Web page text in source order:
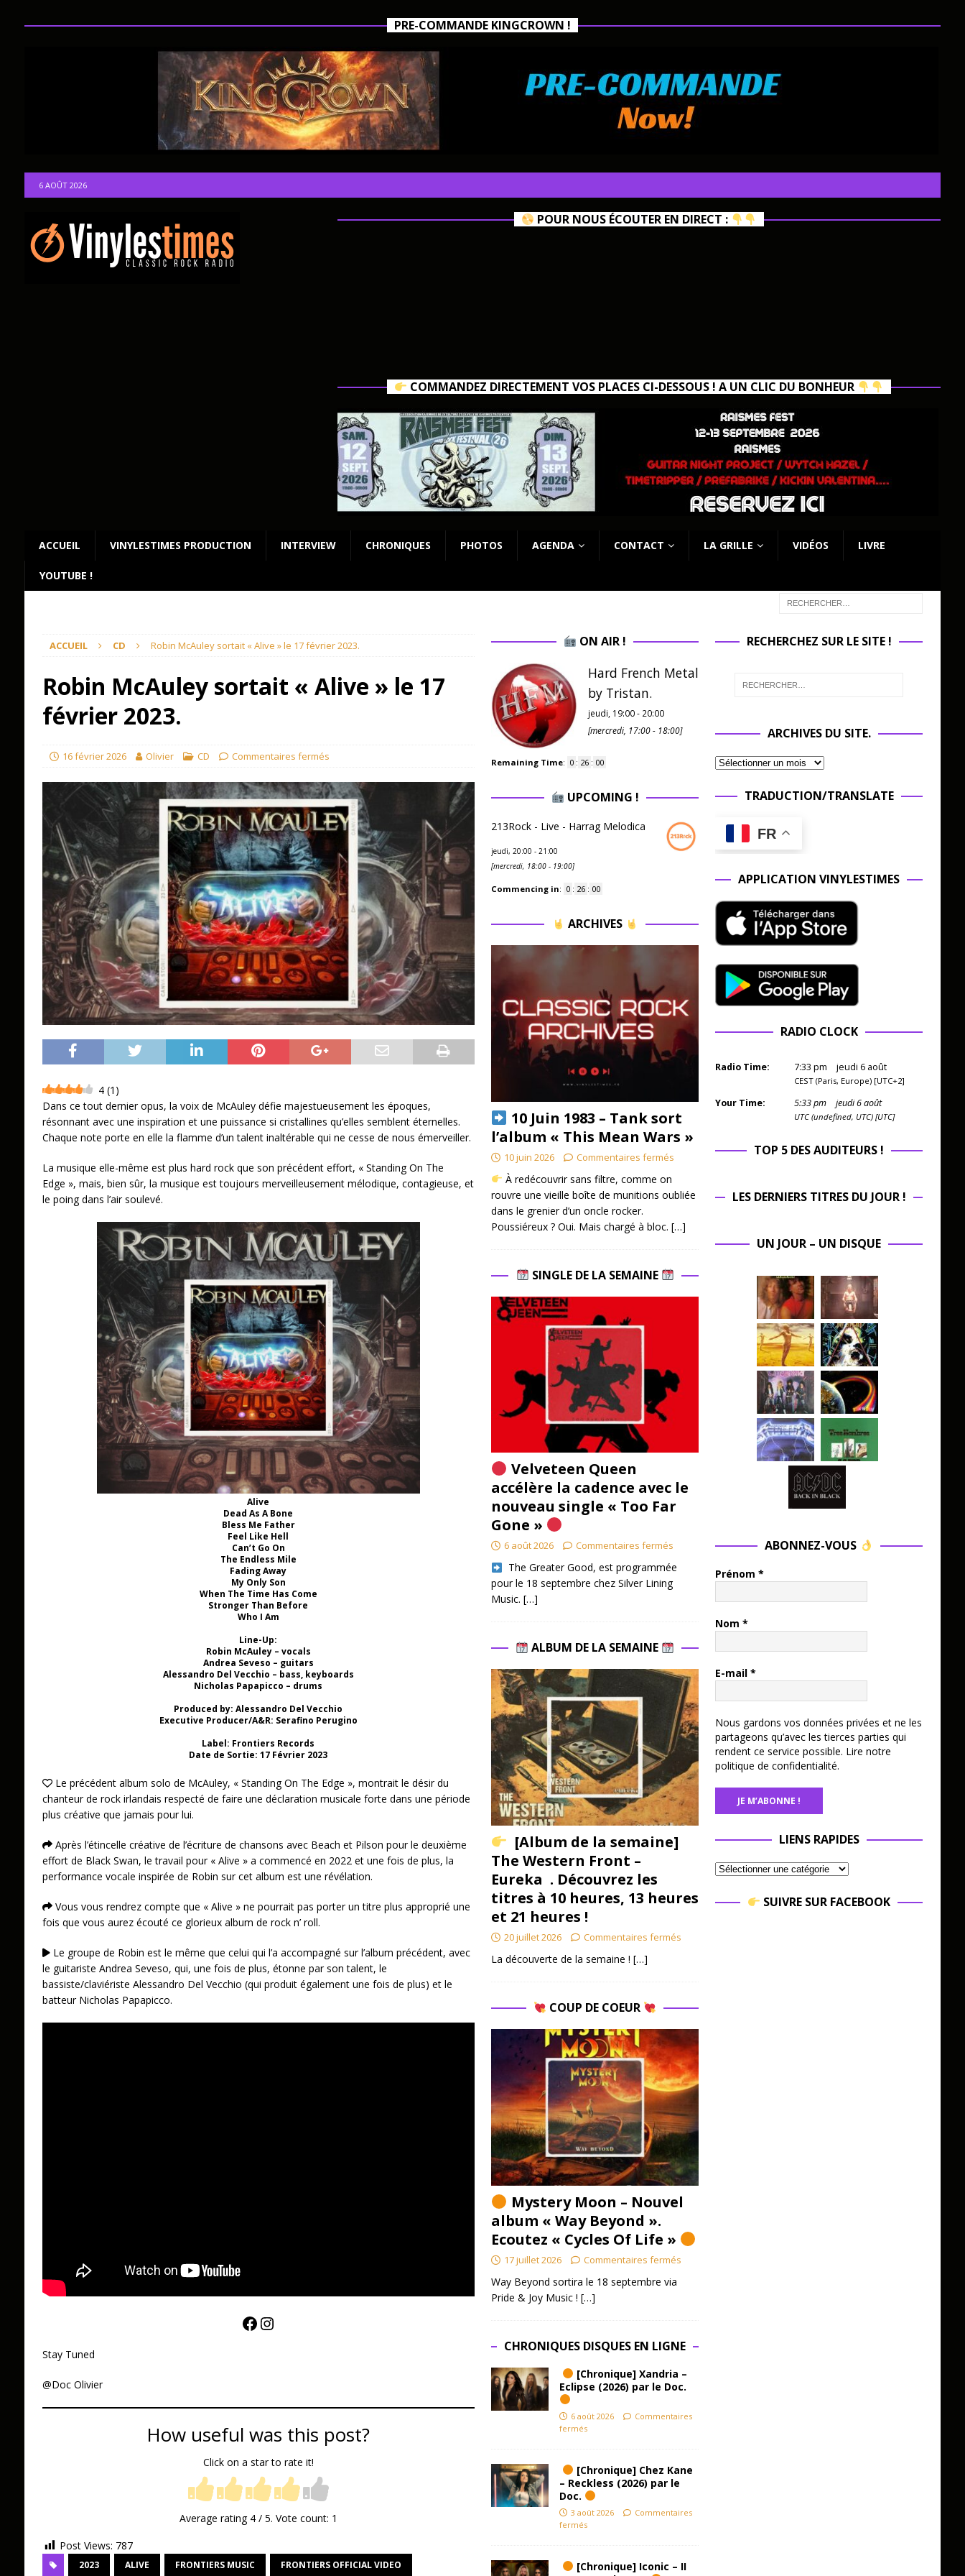
PRE-COMMANDE KINGCROWN !
6 AOÛT 2026
POUR NOUS ÉCOUTER EN DIRECT :
COMMANDEZ DIRECTEMENT VOS PLACES CI-DESSOUS ! A UN CLIC DU BONHEUR
ACCUEIL VINYLESTIMES PRODUCTION INTERVIEW CHRONIQUES PHOTOS AGENDA CONTACT LA GRILLE VIDÉOS LIVRE
YOUTUBE !
ACCUEIL CD Robin McAuley sortait « Alive » le 17 février 2023.
Robin McAuley sortait « Alive » le 17
février 2023.
16 février 2026 Olivier CD Commentaires fermés
4 (1 )
Dans ce tout dernier opus, la voix de McAuley défie majestueusement les époques,
résonnant avec une inspiration et une puissance si cristallines qu’elles semblent éternelles.
Chaque note porte en elle la flamme d’un talent inaltérable qui ne cesse de nous émerveiller.
La musique elle-même est plus hard rock que son précédent effort, « Standing On The
Edge », mais, bien sûr, la musique est toujours merveilleusement mélodique, contagieuse, et
le poing dans l’air soulevé.
Alive
Dead As A Bone
Bless Me Father
Feel Like Hell
Can’t Go On
The Endless Mile
Fading Away
My Only Son
When The Time Has Come
Stronger Than Before
Who I Am
Line-Up:
Robin McAuley – vocals
Andrea Seveso – guitars
Alessandro Del Vecchio – bass, keyboards
Nicholas Papapicco – drums
Produced by: Alessandro Del Vecchio
Executive Producer/A&R: Serafino Perugino
Label: Frontiers Records
Date de Sortie: 17 Février 2023
Le précédent album solo de McAuley, « Standing On The Edge », montrait le désir du
chanteur de rock irlandais respecté de faire une déclaration musicale forte dans une période
plus créative que jamais pour lui.
Après l’étincelle créative de l’écriture de chansons avec Beach et Pilson pour le deuxième
effort de Black Swan, le travail pour « Alive » a commencé en 2022 et une fois de plus, la
performance vocale inspirée de Robin sur cet album est une révélation.
Vous vous rendrez compte que « Alive » ne pourrait pas porter un titre plus approprié une
fois que vous aurez écouté ce glorieux album de rock n’ roll.
Le groupe de Robin est le même que celui qui l’a accompagné sur l’album précédent, avec
le guitariste Andrea Seveso, qui, une fois de plus, étonne par son talent, le
bassiste/claviériste Alessandro Del Vecchio (qui produit également une fois de plus) et le
batteur Nicholas Papapicco.
Stay Tuned
@Doc Olivier
How useful was this post?
Click on a star to rate it!
Average rating 4/ 5. Vote count: 1
Post Views: 787
2023 ALIVE FRONTIERS MUSIC FRONTIERS OFFICIAL VIDEO
ON AIR !
Hard French Metal
by Tristan.
jeudi, 19:00 - 20:00
[mercredi, 17:00 - 18:00]
Remaining Time: 0 : 25 : 59
UPCOMING !
213Rock - Live - Harrag Melodica
jeudi, 20:00 - 21:00
[mercredi, 18:00 - 19:00]
Commencing in: 0 : 25 : 59
ARCHIVES
10 Juin 1983 – Tank sort
l’album « This Mean Wars »
10 juin 2026 Commentaires fermés
À redécouvrir sans filtre, comme on
rouvre une vieille boîte de munitions oubliée
dans le grenier d’un oncle rocker.
Poussiéreux ? Oui. Mais chargé à bloc. […]
SINGLE DE LA SEMAINE
Velveteen Queen
accélère la cadence avec le
nouveau single « Too Far
Gone »
6 août 2026 Commentaires fermés
​ The Greater Good, est programmée
pour le 18 septembre chez Silver Lining
Music. […]
ALBUM DE LA SEMAINE
[Album de la semaine]
The Western Front –
Eureka . Découvrez les
titres à 10 heures, 13 heures
et 21 heures !
20 juillet 2026 Commentaires fermés
La découverte de la semaine ! […]
COUP DE COEUR
Mystery Moon – Nouvel
album « Way Beyond ».
Ecoutez « Cycles Of Life »
17 juillet 2026 Commentaires fermés
Way Beyond sortira le 18 septembre via
Pride & Joy Music ! […]
CHRONIQUES DISQUES EN LIGNE
[Chronique] Xandria –
Eclipse (2026) par le Doc.
6 août 2026
Commentaires
fermés
[Chronique] Chez Kane
– Reckless (2026) par le
Doc.
3 août 2026
Commentaires
fermés
[Chronique] Iconic – II
RECHERCHEZ SUR LE SITE !
ARCHIVES DU SITE.
TRADUCTION/TRANSLATE
FR
APPLICATION VINYLESTIMES
RADIO CLOCK
Radio Time: 7:34 pm jeudi 6 août
CEST (Paris, Europe) [UTC+2]
Your Time: 5:34pm jeudi 6 août
UTC (undefined, UTC) [UTC]
TOP 5 DES AUDITEURS !
LES DERNIERS TITRES DU JOUR !
UN JOUR – UN DISQUE
ABONNEZ-VOUS
Prénom *
Nom *
E-mail *
Nous gardons vos données privées et ne les
partageons qu’avec les tierces parties qui
rendent ce service possible. Lire notre
politique de confidentialité.
LIENS RAPIDES
SUIVRE SUR FACEBOOK